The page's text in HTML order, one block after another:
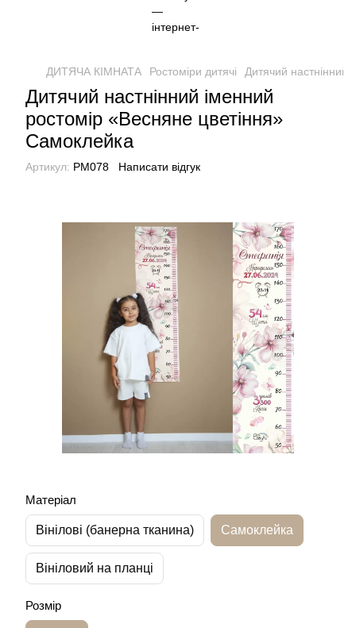
ДИТЯЧА КІМНАТА Ростоміри дитячі Дитячий настнінний
Дитячий настнінний іменний
ростомір «Весняне цветіння»
Самоклейка
Артикул: РМ078 Написати відгук
Матеріал
Вінілові (банерна тканина) Самоклейка
Вініловий на планці
Розмір